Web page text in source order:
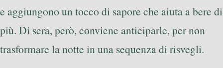
e aggiungono un tocco di sapore che aiuta a bere di
più. Di sera, però, conviene anticiparle, per non
trasformare la notte in una sequenza di risvegli.